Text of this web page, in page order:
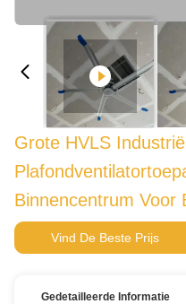
Grote HVLS
Binnencentrum Voor
Vind De Beste Prijs
Gedetailleerde Informatie